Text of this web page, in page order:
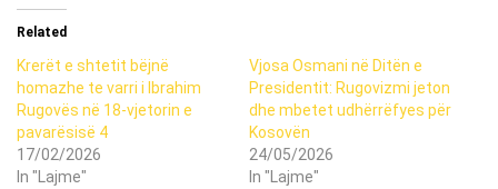
Related
Krerët e shtetit bëjnë
homazhe te varri i Ibrahim
Rugovës në 18-vjetorin e
pavarësisë 4
17/02/2026
In "Lajme"
Vjosa Osmani në Ditën e
Presidentit: Rugovizmi jeton
dhe mbetet udhërrëfyes për
Kosovën
24/05/2026
In "Lajme"